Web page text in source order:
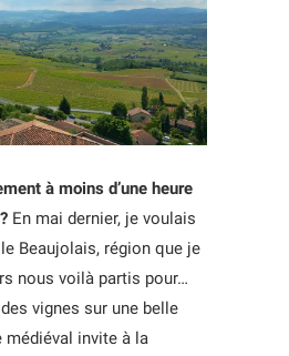
à moins d’une heure
En mai dernier, je voulais
Beaujolais, région que je
nous voilà partis pour…
vignes sur une belle
invite à la